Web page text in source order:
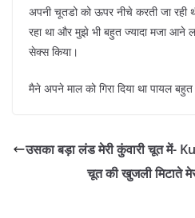
अपनी चूतडो को ऊपर नीचे करती जा रही
रहा था और मुझे भी बहुत ज्यादा मजा
सेक्स किया।
मैने अपने माल को गिरा दिया था पायल
उसका बड़ा लंड मेरी कुंवारी चूत में-
चूत की खुजली मिटाते